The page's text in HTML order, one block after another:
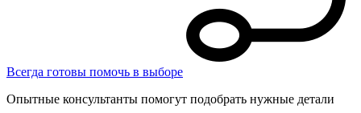
Всегда готовы помочь в выборе
Опытные консультанты помогут подобрать нужные детали